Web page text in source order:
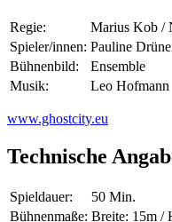
Regie:
Marius Kob /
Spieler/innen: Pauline
Bühnenbild:
Ensemble
Musik:
Leo Hofmann
www.ghostcity.eu
Technische
Spieldauer:
50 Min.
Bühnenmaße: Breite: 15m /